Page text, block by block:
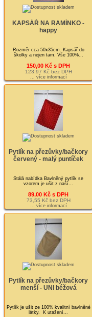
KAPSÁŘ NA RAMÍNKO -
happy
Rozměr cca 50x35cm. Kapsář do
školky a nejen tam. Vše 100%...
150,00 Kč s DPH
123,97 Kč bez DPH
... více informací
Pytlík na přezůvky/bačkory
červený - malý puntíček
Stálá nabídka Bavlněný pytlík se
vzorem je ušit z naší...
89,00 Kč s DPH
73,55 Kč bez DPH
... více informací
Pytlík na přezůvky/bačkory
menší - UNI béžová
Pytlík je ušit ze 100% kvalitní bavlněné
látky. K utažení...